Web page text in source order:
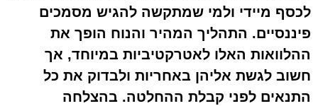
לכסף מיידי ולמי שמתקשה להגיש מסמכים
פיננסיים. התהליך המהיר והנוח הופך את
ההלוואות האלו לאטרקטיביות במיוחד, אך
חשוב לגשת אליהן באחריות ולבדוק את כל
התנאים לפני קבלת ההחלטה. בהצלחה